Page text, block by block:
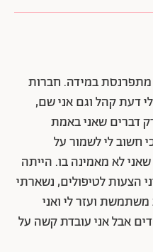
אני מתפרנסת במידה. חברות
דעת קהל וגם אני שם,
דברים שאני באמת
לי לשמור על
לא מאמינה בו. הייתה
הצעות לטיפולים, נשארתי
ועזר לי ואני
אבל אני עובדת קשה על